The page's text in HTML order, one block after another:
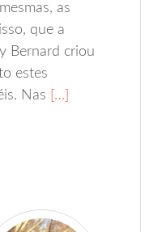
as
que a
Bernard criou
estes
Nas […]